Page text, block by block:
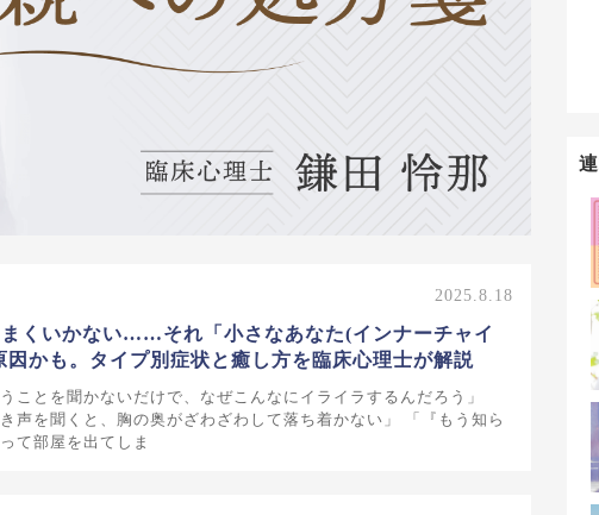
2025.8.18
くいかない……それ「小さなあなた(インナーチャイ
因かも。タイプ別症状と癒し方を臨床心理士が解説
うことを聞かないだけで、なぜこんなにイライラするんだろう」
き声を聞くと、胸の奥がざわざわして落ち着かない」 「『もう知ら
て部屋を出てしま